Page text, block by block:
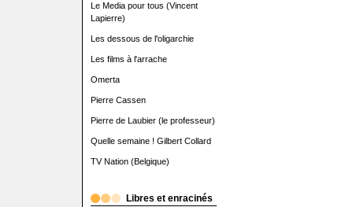
Le Media pour tous (Vincent
Lapierre)
Les dessous de l'oligarchie
Les films à l'arrache
Omerta
Pierre Cassen
Pierre de Laubier (le professeur)
Quelle semaine ! Gilbert Collard
TV Nation (Belgique)
Libres et enracinés